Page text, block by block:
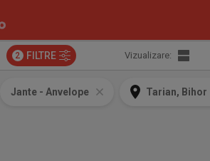
2 FILTRE Vizualizare:
Jante - Anvelope Tarian, Bihor